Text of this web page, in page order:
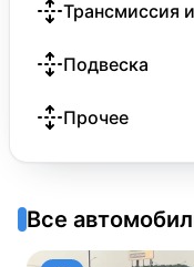
Трансмиссия
Подвеска
Прочее
Все